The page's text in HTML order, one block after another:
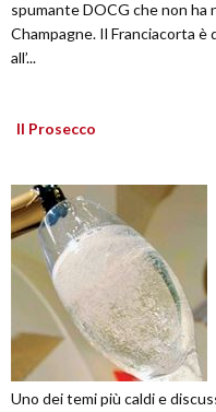
spumante DOCG che non ha
Champagne. Il Franciacorta
all’...
Il Prosecco
Uno dei temi più caldi e